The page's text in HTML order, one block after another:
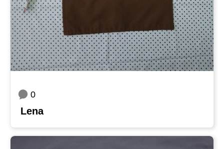
0
Lena